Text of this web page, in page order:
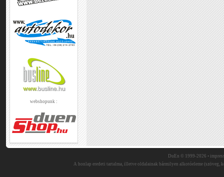
webshopunk :
DuEn © 1999-2026 •
A honlap eredeti tartalma, illetve oldalainak bármilyen alkotóeleme (szöveg,